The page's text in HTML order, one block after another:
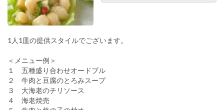
1人1皿の提供スタイルでございます。
＜メニュー例＞
１ 五種盛り合わせオードブル
２ 牛肉と豆腐のとろみスープ
３ 大海老のチリソース
４ 海老焼売